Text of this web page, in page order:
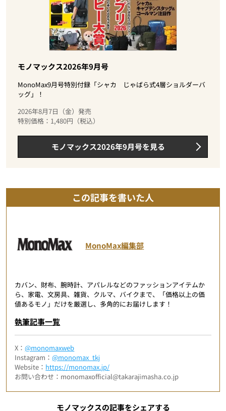
モノマックス2026年9月号
MonoMax9月号特別付録「シャカ じゃばら式4層ショルダーバ
ッグ」！
2026年8月7日（金）発売
特別価格：1,480円（税込）
モノマックス2026年9月号を見る
この記事を書いた人
MonoMax編集部
カバン、財布、腕時計、アパレルなどのファッションアイテムか
ら、家電、文房具、雑貨、クルマ、バイクまで、「価格以上の価
値あるモノ」だけを厳選し、多角的にお届けします！
執筆記事一覧
X：@monomaxweb
Instagram：@monomax_tkj
Website： https://monomax.jp/
お問い合わせ：monomaxofficial@takarajimasha.co.jp
モノマックスの記事をシェアする